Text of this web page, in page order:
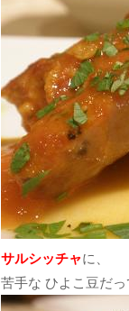
サルシッチャに、
苦手な ひよこ豆だっ